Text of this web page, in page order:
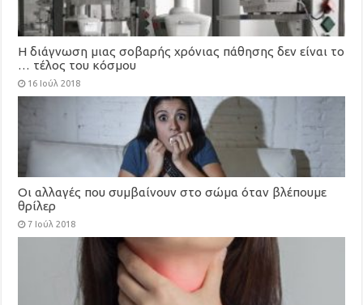
Η διάγνωση μιας σοβαρής χρόνιας πάθησης δεν είναι το
… τέλος του κόσμου
16 Ιούλ 2018
Οι αλλαγές που συμβαίνουν στο σώμα όταν βλέπουμε
θρίλερ
7 Ιούλ 2018